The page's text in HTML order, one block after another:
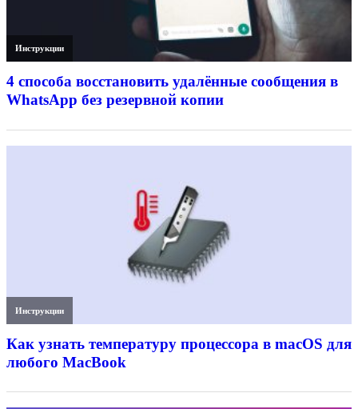
Инструкции
4 способа восстановить удалённые сообщения в
WhatsApp без резервной копии
Инструкции
Как узнать температуру процессора в macOS для
любого MacBook